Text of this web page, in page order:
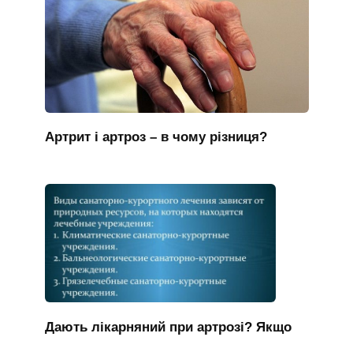
Артрит і артроз – в чому різниця?
Дають лікарняний при артрозі? Якщо